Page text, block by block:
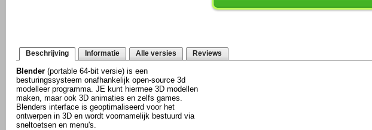
Beschrijving Informatie Alle versies Reviews
Blender (portable 64-bit versie) is een
besturingssysteem onafhankelijk open-source 3d
modelleer programma. JE kunt hiermee 3D modellen
maken, maar ook 3D animaties en zelfs games.
Blenders interface is geoptimaliseerd voor het
ontwerpen in 3D en wordt voornamelijk bestuurd via
sneltoetsen en menu's.